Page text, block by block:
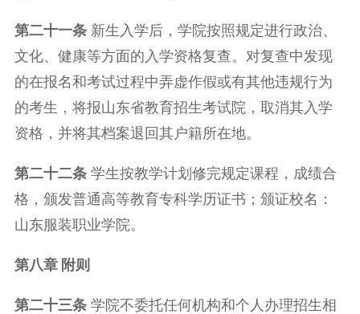
第二十一条新生入学后，学院按照规定进行政治、
文化、健康等方面的入学资格复查。对复查中发现
的在报名和考试过程中弄虚作假或有其他违规行为
的考生，将报山东省教育招生考试院，取消其入学
资格，并将其档案退回其户籍所在地。
第二十二条学生按教学计划修完规定课程，成绩合
格，颁发普通高等教育专科学历证书；颁证校名：
山东服装职业学院。
第八章 附则
第二十三条学院不委托任何机构和个人办理招生相